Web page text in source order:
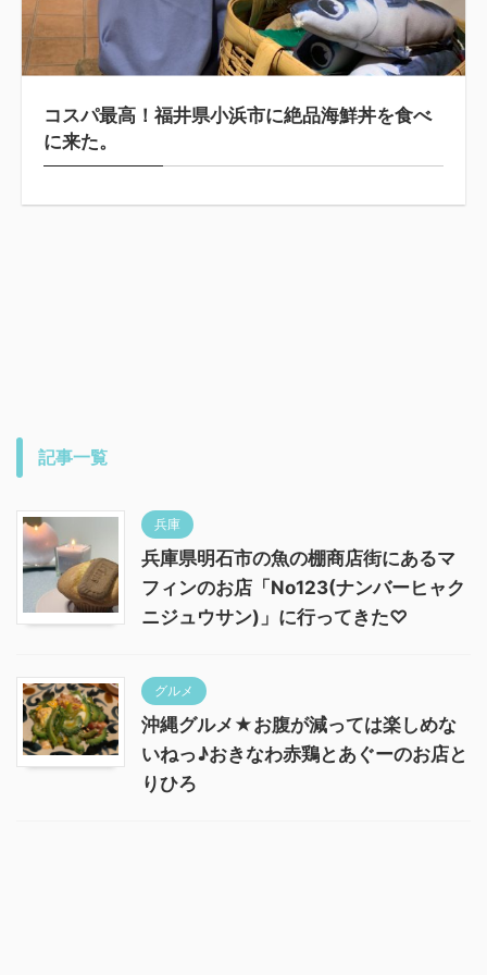
コスパ最高！福井県小浜市に絶品海鮮丼を食べ
に来た。
記事一覧
兵庫
兵庫県明石市の魚の棚商店街にあるマ
フィンのお店「No123(ナンバーヒャク
ニジュウサン)」に行ってきた♡
グルメ
沖縄グルメ★お腹が減っては楽しめな
いねっ♪おきなわ赤鶏とあぐーのお店と
りひろ